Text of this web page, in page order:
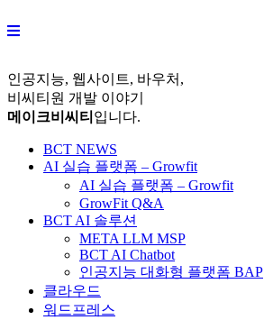
to
인공지능, 웹사이트, 바우처,
비씨티원 개발 이야기
메이크비씨티 입니다.
BCT NEWS
AI 실습 플랫폼 – Growfit
AI 실습 플랫폼 – Growfit
GrowFit Q&A
BCT AI 솔루션
META LLM MSP
BCT AI Chatbot
인공지능 대화형 플랫폼 BAP
클라우드
워드프레스